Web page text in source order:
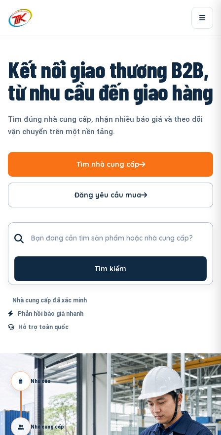
Kết nối giao thương B2B,
từ nhu cầu đến giao hàng
Tìm đúng nhà cung cấp, nhận nhiều báo giá và theo dõi
vận chuyển trên một nền tảng.
Tìm nhà cung cấp
Đăng yêu cầu mua
Tìm kiếm
Nhà cung cấp đã xác minh
Phản hồi báo giá nhanh
Hỗ trợ toàn quốc
Nhu cầu
Nhà cung cấp